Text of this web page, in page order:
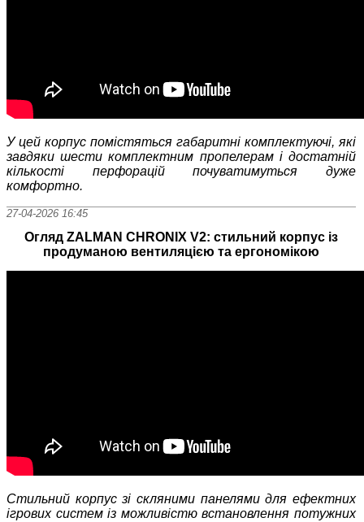
У цей корпус помістяться габаритні комплектуючі, які
завдяки шести комплектним пропелерам і достатній
кількості перфорацій почуватимуться дуже
комфортно.
27-04-2026 16:45
Огляд ZALMAN CHRONIX V2: стильний корпус із
продуманою вентиляцією та ергономікою
Стильний корпус зі скляними панелями для ефектних
ігрових систем із можливістю встановлення потужних